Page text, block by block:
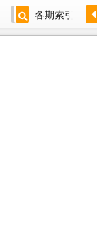
各期索引